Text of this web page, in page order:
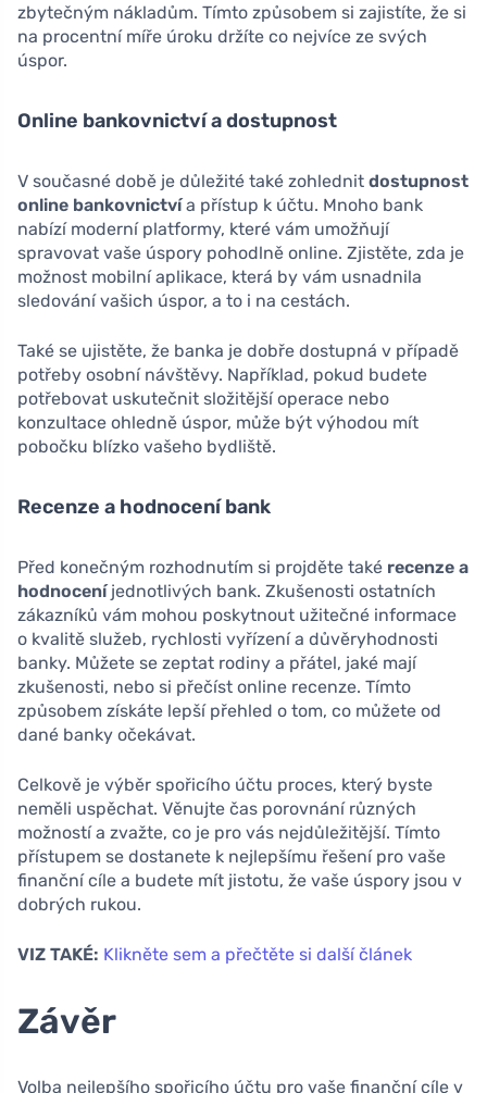
zbytečným nákladům. Tímto způsobem si zajistíte, že si
na procentní míře úroku držíte co nejvíce ze svých
úspor.
Online bankovnictví a dostupnost
V současné době je důležité také zohlednit dostupnost
online bankovnictvía přístup k účtu. Mnoho bank
nabízí moderní platformy, které vám umožňují
spravovat vaše úspory pohodlně online. Zjistěte, zda je
možnost mobilní aplikace, která by vám usnadnila
sledování vašich úspor, a to i na cestách.
Také se ujistěte, že banka je dobře dostupná v případě
potřeby osobní návštěvy. Například, pokud budete
potřebovat uskutečnit složitější operace nebo
konzultace ohledně úspor, může být výhodou mít
pobočku blízko vašeho bydliště.
Recenze a hodnocení bank
Před konečným rozhodnutím si projděte také recenze a
hodnoceníjednotlivých bank. Zkušenosti ostatních
zákazníků vám mohou poskytnout užitečné informace
o kvalitě služeb, rychlosti vyřízení a důvěryhodnosti
banky. Můžete se zeptat rodiny a přátel, jaké mají
zkušenosti, nebo si přečíst online recenze. Tímto
způsobem získáte lepší přehled o tom, co můžete od
dané banky očekávat.
Celkově je výběr spořicího účtu proces, který byste
neměli uspěchat. Věnujte čas porovnání různých
možností a zvažte, co je pro vás nejdůležitější. Tímto
přístupem se dostanete k nejlepšímu řešení pro vaše
finanční cíle a budete mít jistotu, že vaše úspory jsou v
dobrých rukou.
VIZ TAKÉ: Klikněte sem a přečtěte si další článek
Závěr
Volba nejlepšího spořicího účtu pro vaše finanční cíle v